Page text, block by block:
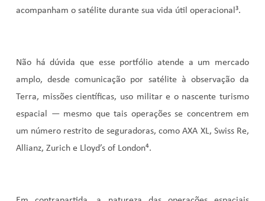
acompanham o satélite durante sua vida útil operacional³.
Não há dúvida que esse portfólio atende a um mercado
amplo, desde comunicação por satélite à observação da
Terra, missões científicas, uso militar e o nascente turismo
espacial — mesmo que tais operações se concentrem em
um número restrito de seguradoras, como AXA XL, Swiss Re,
Allianz, Zurich e Lloyd’s of London⁴.